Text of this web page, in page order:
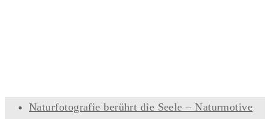
Naturfotografie berührt die Seele – Naturmotive